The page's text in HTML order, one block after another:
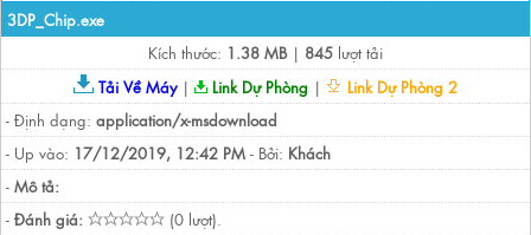
3DP_Chip.exe
Kích thước: 1.38 MB| 845 lượt tải
Tải Về Máy| Link Dự Phòng |
Link Dự Phòng 2
- Định dạng: application/x-msdownload
- Up vào: 17/12/2019, 12:42 PM - Bởi: Khách
- Mô tả:
- Đánh giá:
(0 lượt).